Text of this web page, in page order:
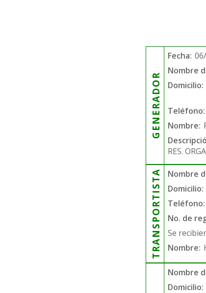
GENERADOR
Fecha:
Nombre
Domicilio:
Teléfono:
Nombre:
RES.
TRANSPORTISTA Nombre
Domicilio:
Teléfono:
No. de
Se
Nombre:
Nombre
Domicilio: